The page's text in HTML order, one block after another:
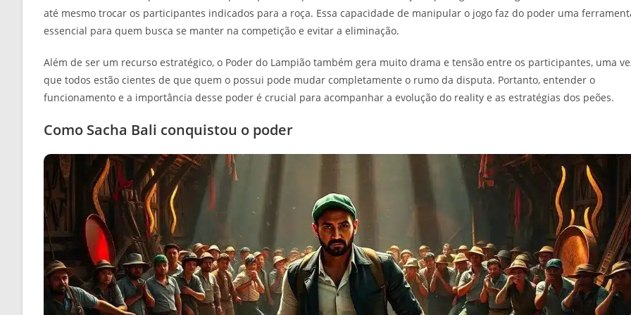
até mesmo trocar os participantes indicados para a roça. Essa capacidade de manipular o jogo faz do poder uma
essencial para quem busca se manter na competição e evitar a eliminação.
Além de ser um recurso estratégico, o Poder do Lampião também gera muito drama e tensão entre os participantes, uma
que todos estão cientes de que quem o possui pode mudar completamente o rumo da disputa. Portanto, entender o
funcionamento e a importância desse poder é crucial para acompanhar a evolução do reality e as estratégias dos peões.
Como Sacha Bali conquistou o poder